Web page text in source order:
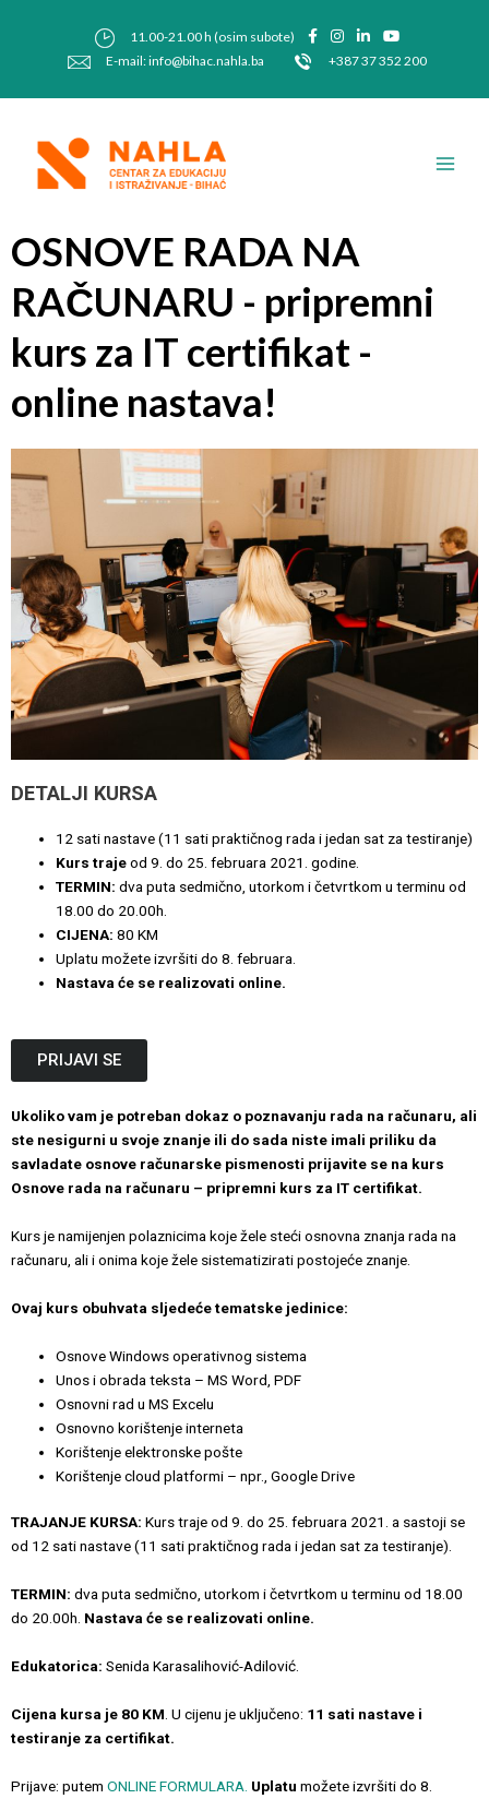
11.00-21.00 h (osim subote)
E-mail: info@bihac.nahla.ba
+387 37 352 200
Menu
OSNOVE RADA NA
RAČUNARU - pripremni
kurs za IT certifikat -
online nastava!
DETALJI KURSA
12 sati nastave (11 sati praktičnog rada i jedan sat za testiranje)
Kurs trajeod 9. do 25. februara 2021. godine.
TERMIN: dva puta sedmično, utorkom i četvrtkom u terminu od
18.00 do 20.00h.
CIJENA: 80 KM
Uplatu možete izvršiti do 8. februara.
Nastava će se realizovati online.
PRIJAVI SE
Ukoliko vam je potreban dokaz o poznavanju rada na računaru, ali
ste nesigurni u svoje znanje ili do sada niste imali priliku da
savladate osnove računarske pismenosti prijavite se na kurs
Osnove rada na računaru – pripremni kurs za IT certifikat.
Kurs je namijenjen polaznicima koje žele steći osnovna znanja rada na
računaru, ali i onima koje žele sistematizirati postojeće znanje.
Ovaj kurs obuhvata sljedeće tematske jedinice:
Osnove Windows operativnog sistema
Unos i obrada teksta – MS Word, PDF
Osnovni rad u MS Excelu
Osnovno korištenje interneta
Korištenje elektronske pošte
Korištenje cloud platformi – npr., Google Drive
TRAJANJE KURSA: Kurs traje od 9. do 25. februara 2021. a sastoji se
od 12 sati nastave (11 sati praktičnog rada i jedan sat za testiranje).
TERMIN: dva puta sedmično, utorkom i četvrtkom u terminu od 18.00
do 20.00h. Nastava će se realizovati online.
Edukatorica: Senida Karasalihović-Adilović.
Cijena kursa je 80 KM . U cijenu je uključeno: 11 sati nastave i
testiranje za certifikat.
Prijave: putem ONLINE FORMULARA. Uplatu možete izvršiti do 8.